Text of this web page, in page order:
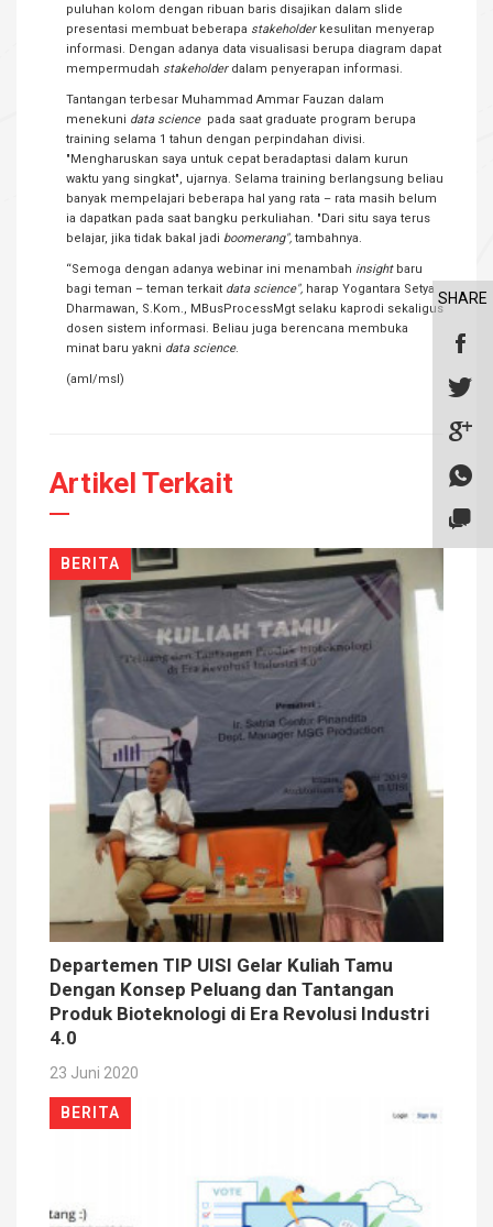
SHARE
puluhan kolom dengan ribuan baris disajikan dalam slide
presentasi membuat beberapa stakeholder kesulitan menyerap
informasi. Dengan adanya data visualisasi berupa diagram dapat
mempermudah stakeholderdalam penyerapan informasi.
Tantangan terbesar Muhammad Ammar Fauzan dalam
menekuni data sciencepada saat graduate program berupa
training selama 1 tahun dengan perpindahan divisi.
"Mengharuskan saya untuk cepat beradaptasi dalam kurun
waktu yang singkat", ujarnya. Selama training berlangsung beliau
banyak mempelajari beberapa hal yang rata – rata masih belum
ia dapatkan pada saat bangku perkuliahan. "Dari situ saya terus
belajar, jika tidak bakal jadi boomerang", tambahnya.
“Semoga dengan adanya webinar ini menambah insightbaru
bagi teman – teman terkait data science", harap Yogantara Setya
Dharmawan, S.Kom., MBusProcessMgt selaku kaprodi sekaligus
dosen sistem informasi. Beliau juga berencana membuka
minat baru yakni data science.
(aml/msl)
Artikel Terkait
BERITA
Departemen TIP UISI Gelar Kuliah Tamu
Dengan Konsep Peluang dan Tantangan
Produk Bioteknologi di Era Revolusi Industri
4.0
23 Juni 2020
BERITA